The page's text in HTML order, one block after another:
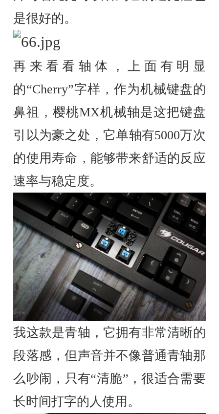
是很好的。
再来看看轴体，上面有明显
的“Cherry”字样，作为机械键盘的
鼻祖，樱桃MX机械轴是这把键盘
引以为豪之处，它单轴有5000万次
的使用寿命，能够带来舒适的反应
速率与稳定度。
我这款是青轴，它拥有非常清晰的
段落感，但声音并不像普通青轴那
么吵闹，只有“清脆”，很适合需要
长时间打字的人使用。